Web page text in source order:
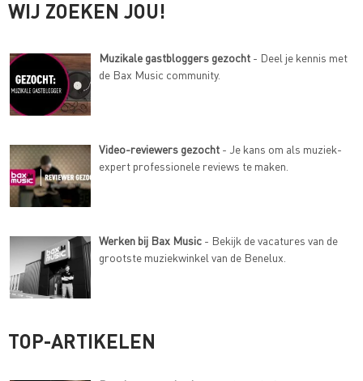
WIJ ZOEKEN JOU!
Muzikale gastbloggers gezocht - Deel je kennis met
de Bax Music community.
Video-reviewers gezocht - Je kans om als muziek-
expert professionele reviews te maken.
Werken bij Bax Music - Bekijk de vacatures van de
grootste muziekwinkel van de Benelux.
TOP-ARTIKELEN